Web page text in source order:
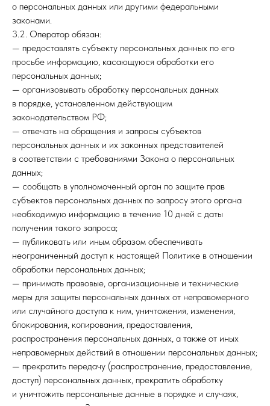
о персональных данных или другими федеральными
законами.
3.2. Оператор обязан:
— предоставлять субъекту персональных данных по его
просьбе информацию, касающуюся обработки его
персональных данных;
— организовывать обработку персональных данных
в порядке, установленном действующим
законодательством РФ;
— отвечать на обращения и запросы субъектов
персональных данных и их законных представителей
в соответствии с требованиями Закона о персональных
данных;
— сообщать в уполномоченный орган по защите прав
субъектов персональных данных по запросу этого органа
необходимую информацию в течение 10 дней с даты
получения такого запроса;
— публиковать или иным образом обеспечивать
неограниченный доступ к настоящей Политике в отношении
обработки персональных данных;
— принимать правовые, организационные и технические
меры для защиты персональных данных от неправомерного
или случайного доступа к ним, уничтожения, изменения,
блокирования, копирования, предоставления,
распространения персональных данных, а также от иных
неправомерных действий в отношении персональных данных;
— прекратить передачу (распространение, предоставление,
доступ) персональных данных, прекратить обработку
и уничтожить персональные данные в порядке и случаях,